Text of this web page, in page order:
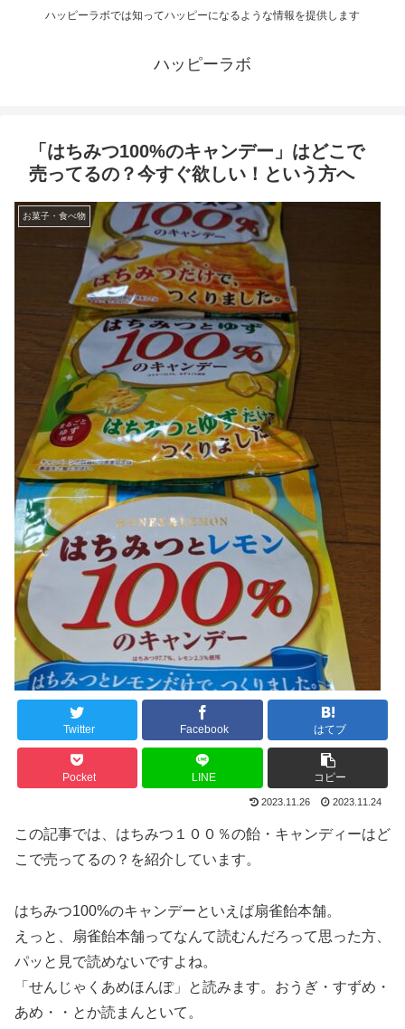
ハッピーラボでは知ってハッピーになるような情報を提供します
ハッピーラボ
「はちみつ100%のキャンデー」はどこで
売ってるの？今すぐ欲しい！という方へ
お菓子・食べ物
Twitter Facebook はてブ
Pocket LINE コピー
2023.11.26 2023.11.24
この記事では、はちみつ１００％の飴・キャンディーはど
こで売ってるの？を紹介しています。
はちみつ100%のキャンデーといえば扇雀飴本舗。
えっと、扇雀飴本舗ってなんて読むんだろって思った方、
パッと見で読めないですよね。
「せんじゃくあめほんぽ」と読みます。おうぎ・すずめ・
あめ・・とか読まんといて。